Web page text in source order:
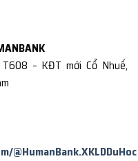
– KĐT mới Cổ Nhuế,